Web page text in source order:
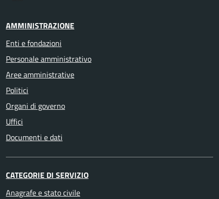
AMMINISTRAZIONE
Enti e fondazioni
Personale amministrativo
Aree amministrative
Politici
Organi di governo
Uffici
Documenti e dati
CATEGORIE DI SERVIZIO
Anagrafe e stato civile